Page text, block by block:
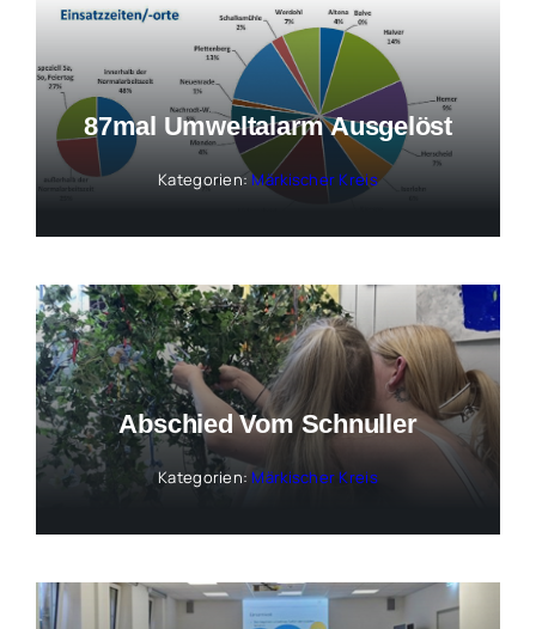
87mal Umweltalarm Ausgelöst
Kategorien:Märkischer Kreis
Abschied Vom Schnuller
Kategorien: Märkischer Kreis